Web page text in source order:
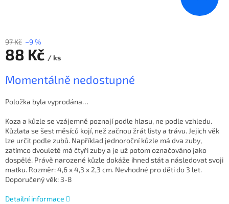
97 Kč –9 %
88 Kč / ks
cena:
Momentálně nedostupné
Položka byla vyprodána…
Koza a kůzle se vzájemně poznají podle hlasu, ne podle vzhledu.
Kůzlata se šest měsíců kojí, než začnou žrát listy a trávu. Jejich věk
lze určit podle zubů. Například jednoroční kůzle má dva zuby,
zatímco dvouleté má čtyři zuby a je už potom označováno jako
dospělé. Právě narozené kůzle dokáže ihned stát a následovat svoji
matku. Rozměr: 4,6 x 4,3 x 2,3 cm. Nevhodné pro děti do 3 let.
Doporučený věk: 3-8
Detailní informace